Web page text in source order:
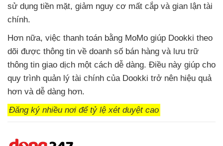
sử dụng tiền mặt, giảm nguy cơ mất cắp và gian lận tài
chính.
Hơn nữa, việc thanh toán bằng MoMo giúp Dookki theo
dõi được thông tin về doanh số bán hàng và lưu trữ
thông tin giao dịch một cách dễ dàng. Điều này giúp cho
quy trình quản lý tài chính của Dookki trở nên hiệu quả
hơn và dễ dàng hơn.
Đăng ký nhiều nơi để tỷ lệ xét duyệt cao